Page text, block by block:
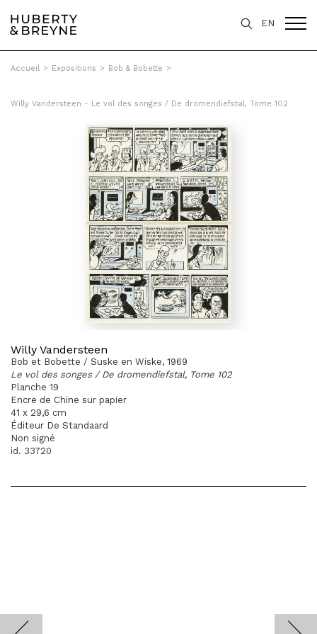
EN
Accueil > Expositions > Bob & Bobette >
Willy Vandersteen - Le vol des songes / De dromendiefstal, Tome 102
Willy Vandersteen
Bob et Bobette / Suske en Wiske, 1969
Le vol des songes / De dromendiefstal, Tome 102
Planche 19
Encre de Chine sur papier
41 x 29,6 cm
Éditeur De Standaard
Non signé
id. 33720